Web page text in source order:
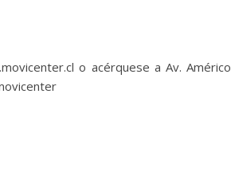
o acérquese a Av. Américo